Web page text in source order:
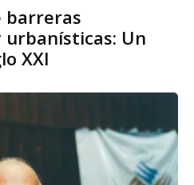
barreras
Un
XXI